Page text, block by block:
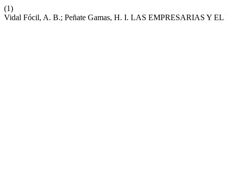
(1)
Vidal Fócil, A. B.; Peñate Gamas, H. I. LAS EMPRESARIAS Y